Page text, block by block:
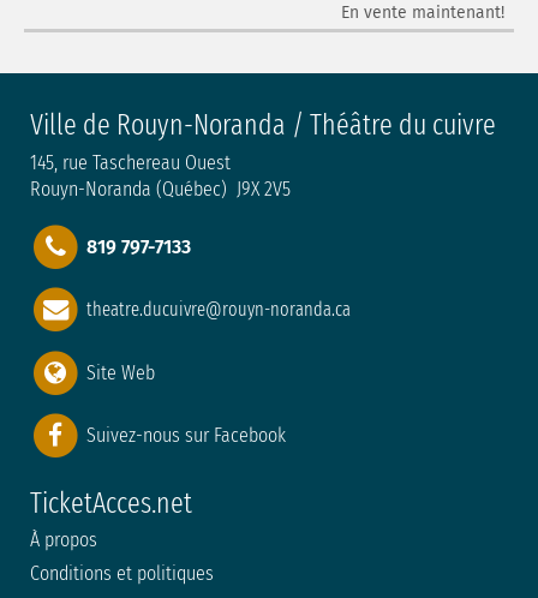
En vente maintenant!
Ville de Rouyn-Noranda / Théâtre du cuivre
145, rue Taschereau Ouest
Rouyn-Noranda (Québec) J9X 2V5
819 797-7133
theatre.ducuivre@rouyn-noranda.ca
Site Web
Suivez-nous sur Facebook
TicketAcces.net
À propos
Conditions et politiques